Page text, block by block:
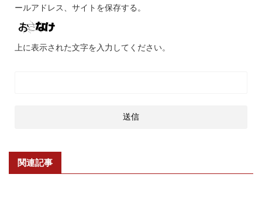
ールアドレス、サイトを保存する。
上に表示された文字を入力してください。
関連記事